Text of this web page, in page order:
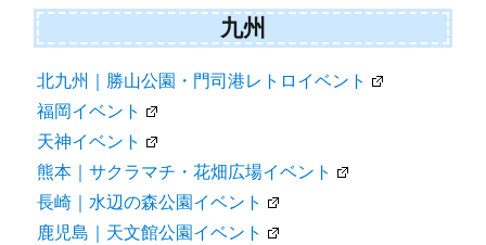
九州
北九州｜勝山公園・門司港レトロイベント
福岡イベント
天神イベント
熊本｜サクラマチ・花畑広場イベント
長崎｜水辺の森公園イベント
鹿児島｜天文館公園イベント